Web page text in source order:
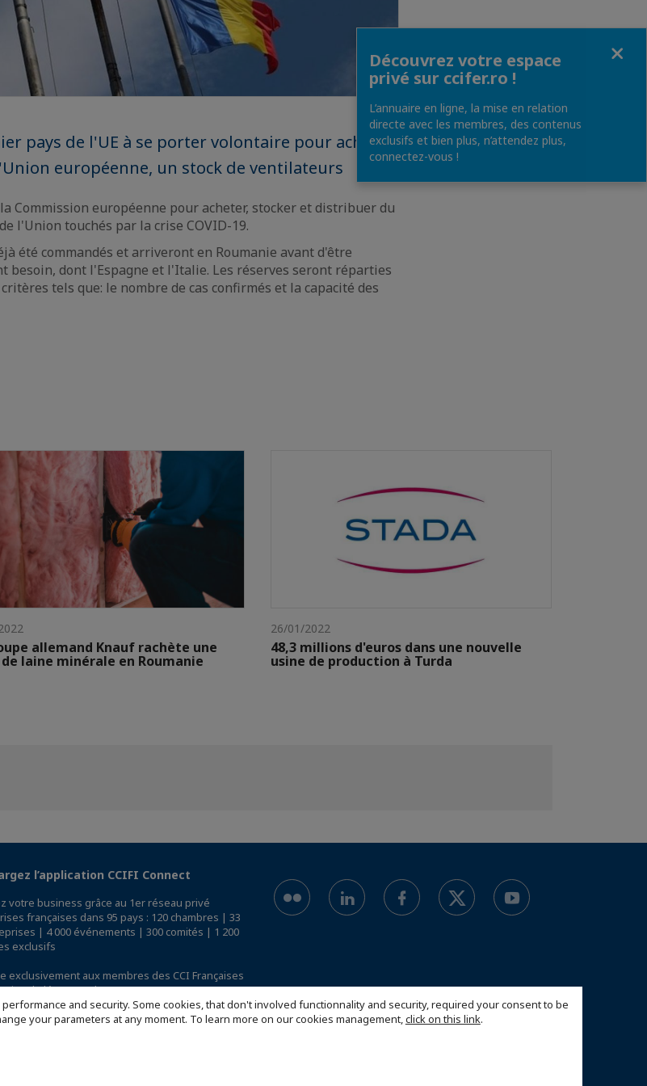
and security. Some cookies, that don't involved functionnality and security, required your consent to be
your parameters at any moment. To learn more on our cookies management,click on this link.
pays de l'UE à se porter volontaire pour acheter
européenne, un stock de ventilateurs
Commission européenne pour acheter, stocker et distribuer du
l'Union touchés par la crise COVID-19.
été commandés et arriveront en Roumanie avant d'être
besoin, dont l'Espagne et l'Italie. Les réserves seront réparties
tels que: le nombre de cas confirmés et la capacité des
allemand Knauf rachète une
laine minérale en Roumanie
26/01/2022
48,3 millions d'euros dans une nouvelle
usine de production à Turda
l’application CCIFI Connect
votre business grâce au 1er réseau privé
françaises dans 95 pays : 120 chambres | 33
| 4 000 événements | 300 comités | 1 200
exclusifs
exclusivement aux membres des CCI Françaises
découvrez l'app CCIFI Connect.
Découvrez votre espace
privé sur ccifer.ro !
L’annuaire en ligne, la mise en relation
directe avec les membres, des contenus
exclusifs et bien plus, n’attendez plus,
connectez-vous !